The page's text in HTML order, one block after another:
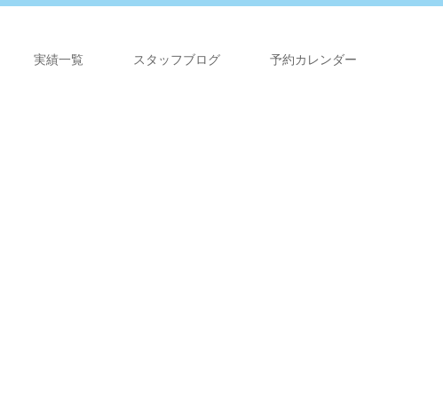
実績一覧 スタッフブログ 予約カレンダー